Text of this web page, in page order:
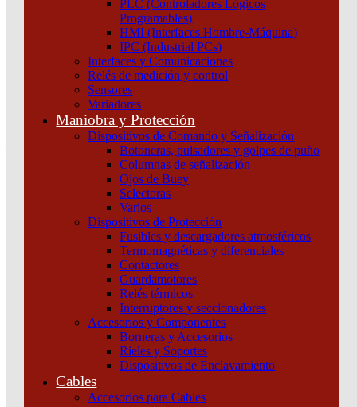
PLC (Controladores Lógicos
Programables)
HMI (Interfaces Hombre-Máquina)
IPC (Industrial PCs)
Interfaces y Comunicaciones
Relés de medición y control
Sensores
Variadores
Maniobra y Protección
Dispositivos de Comando y Señalización
Botoneras, pulsadores y golpes de puño
Columnas de señalización
Ojos de Buey
Selectoras
Varios
Dispositivos de Protección
Fusibles y descargadores atmosféricos
Termomagnéticas y diferenciales
Contactores
Guardamotores
Relés térmicos
Interruptores y seccionadores
Accesorios y Componentes
Borneras y Accesorios
Rieles y Soportes
Dispositivos de Enclavamiento
Cables
Accesorios para Cables
Atención por WhatsApp
Tu pedido
¿Que estas buscando hoy?
Atención telefónica
Atención por WhatsApp